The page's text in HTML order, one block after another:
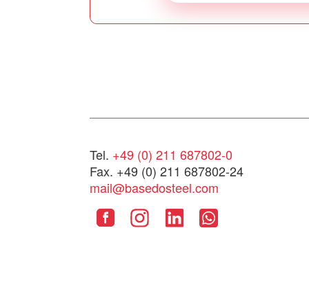
Tel. +49 (0) 211 687802-0
Fax. +49 (0) 211 687802-24
mail@basedosteel.com